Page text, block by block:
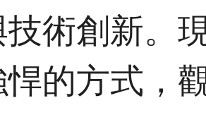
術創新。
悍的方式，